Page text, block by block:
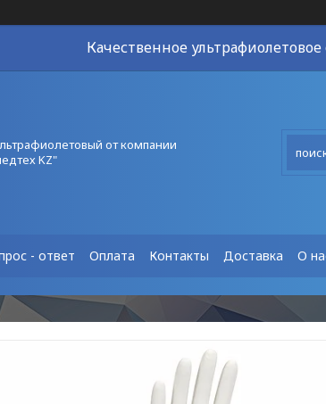
Качественное
от компании
KZ"
- ответ Оплата Контакты Доставка О